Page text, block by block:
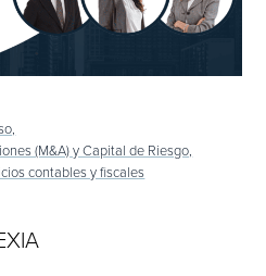
(M&A) y Capital de Riesgo,
contables y fiscales